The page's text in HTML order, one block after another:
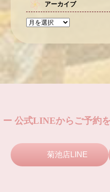
アーカイブ
ー 公式LINEからご予約
菊池店LINE